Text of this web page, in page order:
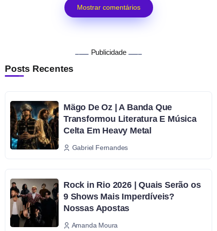
Mostrar comentários
Publicidade
Posts Recentes
Mägo De Oz | A Banda Que
Transformou Literatura E Música
Celta Em Heavy Metal
Gabriel Fernandes
Rock in Rio 2026 | Quais Serão os
9 Shows Mais Imperdíveis?
Nossas Apostas
Amanda Moura